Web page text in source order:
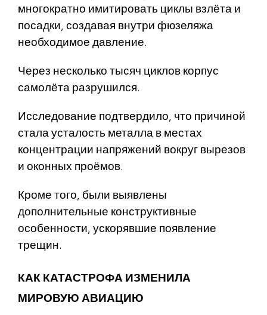
многократно имитировать циклы взлёта и
посадки, создавая внутри фюзеляжа
необходимое давление.
Через несколько тысяч циклов корпус
самолёта разрушился.
Исследование подтвердило, что причиной
стала усталость металла в местах
концентрации напряжений вокруг вырезов
и оконных проёмов.
Кроме того, были выявлены
дополнительные конструктивные
особенности, ускорявшие появление
трещин.
КАК КАТАСТРОФА ИЗМЕНИЛА
МИРОВУЮ АВИАЦИЮ